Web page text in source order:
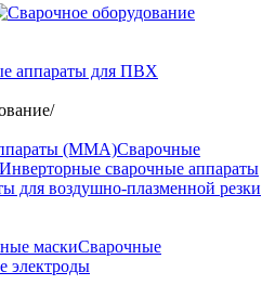
аппараты для ПВХ
/
(ММА)Сварочные
Инверторные сварочные аппараты
для воздушно-плазменной резки
маскиСварочные
электроды